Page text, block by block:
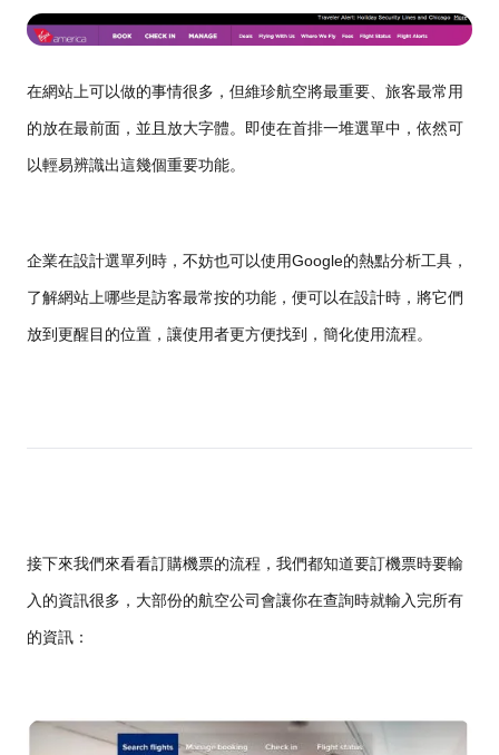
在網站上可以做的事情很多，但維珍航空將最重要、旅客最常用
的放在最前面，並且放大字體。即使在首排一堆選單中，依然可
以輕易辨識出這幾個重要功能。
企業在設計選單列時，不妨也可以使用Google的熱點分析工具，
了解網站上哪些是訪客最常按的功能，便可以在設計時，將它們
放到更醒目的位置，讓使用者更方便找到，簡化使用流程。
接下來我們來看看訂購機票的流程，我們都知道要訂機票時要輸
入的資訊很多，大部份的航空公司會讓你在查詢時就輸入完所有
的資訊：